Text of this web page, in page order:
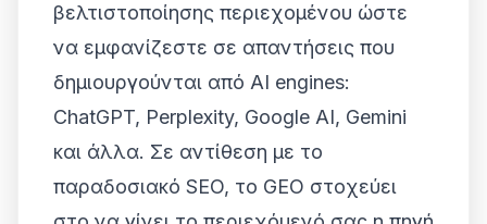
βελτιστοποίησης περιεχομένου ώστε
να εμφανίζεστε σε απαντήσεις που
δημιουργούνται από AI engines:
ChatGPT, Perplexity, Google AI, Gemini
και άλλα. Σε αντίθεση με το
παραδοσιακό SEO, το GEO στοχεύει